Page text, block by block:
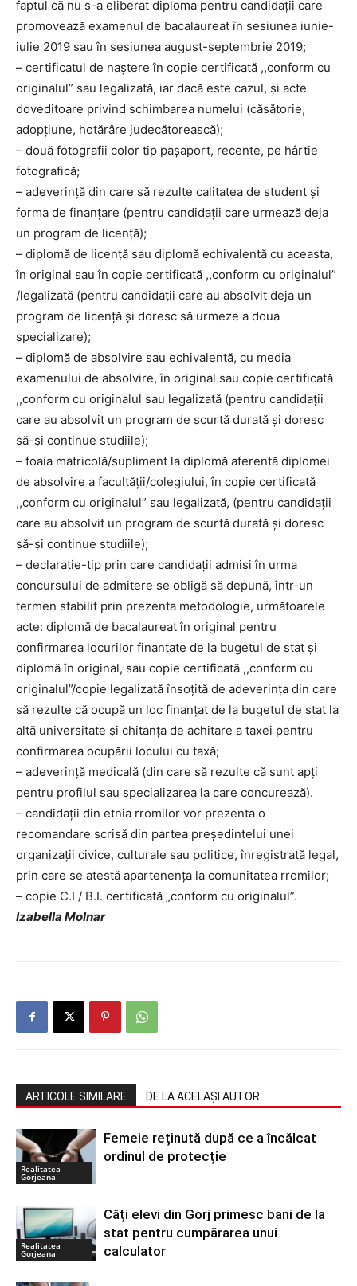
faptul că nu s-a eliberat diploma pentru candidaţii care
promovează examenul de bacalaureat în sesiunea iunie-
iulie 2019 sau în sesiunea august-septembrie 2019;
– certificatul de naştere în copie certificată ,,conform cu
originalul” sau legalizată, iar dacă este cazul, şi acte
doveditoare privind schimbarea numelui (căsătorie,
adopţiune, hotărâre judecătorească);
– două fotografii color tip paşaport, recente, pe hârtie
fotografică;
– adeverinţă din care să rezulte calitatea de student şi
forma de finanţare (pentru candidaţii care urmează deja
un program de licenţă);
– diplomă de licenţă sau diplomă echivalentă cu aceasta,
în original sau în copie certificată ,,conform cu originalul”
/legalizată (pentru candidaţii care au absolvit deja un
program de licenţă şi doresc să urmeze a doua
specializare);
– diplomă de absolvire sau echivalentă, cu media
examenului de absolvire, în original sau copie certificată
,,conform cu originalul sau legalizată (pentru candidaţii
care au absolvit un program de scurtă durată şi doresc
să-și continue studiile);
– foaia matricolă/supliment la diplomă aferentă diplomei
de absolvire a facultăţii/colegiului, în copie certificată
,,conform cu originalul” sau legalizată, (pentru candidaţii
care au absolvit un program de scurtă durată şi doresc
să-și continue studiile);
– declaraţie-tip prin care candidaţii admişi în urma
concursului de admitere se obligă să depună, într-un
termen stabilit prin prezenta metodologie, următoarele
acte: diplomă de bacalaureat în original pentru
confirmarea locurilor finanţate de la bugetul de stat şi
diplomă în original, sau copie certificată ,,conform cu
originalul”/copie legalizată însoţită de adeverinţa din care
să rezulte că ocupă un loc finanţat de la bugetul de stat la
altă universitate şi chitanţa de achitare a taxei pentru
confirmarea ocupării locului cu taxă;
– adeverinţă medicală (din care să rezulte că sunt apţi
pentru profilul sau specializarea la care concurează).
– candidaţii din etnia rromilor vor prezenta o
recomandare scrisă din partea preşedintelui unei
organizaţii civice, culturale sau politice, înregistrată legal,
prin care se atestă apartenenţa la comunitatea rromilor;
– copie C.I / B.I. certificată „conform cu originalul”.
Izabella Molnar
ARTICOLE SIMILARE DE LA ACELAȘI AUTOR
Realitatea
Gorjeana
Femeie reținută după ce a încălcat
ordinul de protecție
Realitatea
Gorjeana
Câți elevi din Gorj primesc bani de la
stat pentru cumpărarea unui
calculator